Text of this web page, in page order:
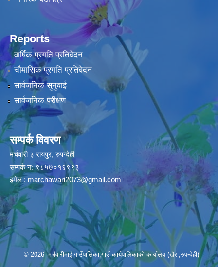
Reports
वार्षिक प्रगति प्रतिवेदन
चौमासिक प्रगति प्रतिवेदन
सार्वजनिक सुनुवाई
सार्वजनिक परीक्षण
सम्पर्क विवरण
मर्चवारी ३ रायपुर, रुपन्देही
सम्पर्क न: ९८५७०१६९९३
इमेल : marchawari2073@gmail.com
© 2026 मर्चवारीमाई गाउँपालिका,गाउँ कार्यपालिकाको कार्यालय (खैरा,रुपन्देही)